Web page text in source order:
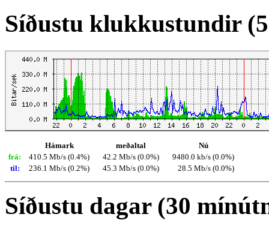
Síðustu klukkustundir
Hámark meðaltal
Nú
frá:
410.5 Mb/s (0.4%) 42.2 Mb/s (0.0%)
9480.0 kb/s (0.0%)
til:
236.1 Mb/s (0.2%) 45.3 Mb/s (0.0%) 28.5 Mb/s (0.0%)
Síðustu dagar (30